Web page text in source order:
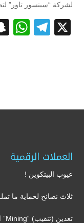
لشركة “سينسور تاور”
X
العملات الرقمية
عيوب البيتكوين !
ثلاث نصائح لحماية ما
تعدين (تنقيب) “Mining” البيتكوين